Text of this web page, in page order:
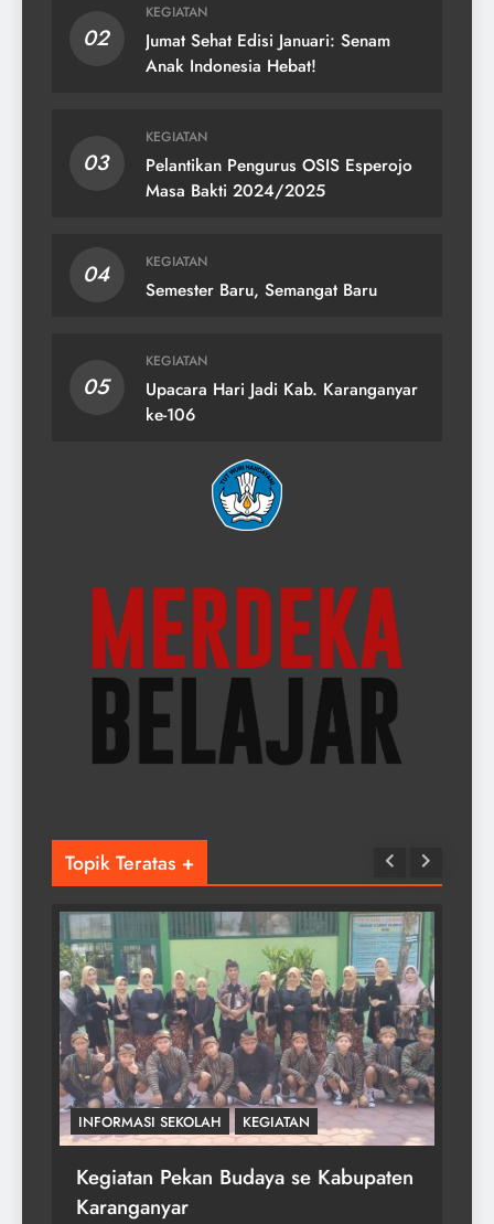
02
KEGIATAN
Jumat Sehat Edisi Januari: Senam
Anak Indonesia Hebat!
03
KEGIATAN
Pelantikan Pengurus OSIS Esperojo
Masa Bakti 2024/2025
04 KEGIATAN
Semester Baru, Semangat Baru
05
KEGIATAN
Upacara Hari Jadi Kab. Karanganyar
ke-106
Topik Teratas +
INFORMASI SEKOLAH KEGIATAN
Kegiatan Pekan Budaya se Kabupaten
Karanganyar